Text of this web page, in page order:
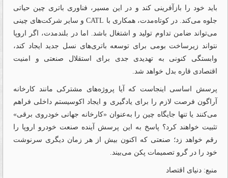
باید خود را بازآفرینی کند و در این مسیر، فناوری باتری چین حیاتی
جلوه می‌کند. در کوتاه‌مدت، همکاری با CATL و سایر شرکت‌های چینی
می‌تواند ضامن تداوم تولید و اشتغال باشد. اما در بلندمدت، اگر اروپا
نتواند زیرساخت بومی برای توسعه باتری‌های نسل جدید ایجاد کند،
وابستگی کنونی به تهدیدی جدی برای استقلال صنعتی و امنیت
اقتصادی قاره بدل خواهد شد.
پرسش اساسی اینجاست که آیا پروژه‌های مشترکی مانند کارخانه
آراگون فرصت لازم را برای یادگیری و ایجاد اکوسیستم داخلی فراهم
می‌کنند یا تنها جایگاه چین را به‌عنوان «کارخانه جهانی خودرو‌ی برقی»
تثبیت خواهند کرد؟ پاسخ به این پرسش آینده صنعت خودرو اروپا را
رقم خواهد زد؛ صنعتی که اکنون بیش از هر زمان دیگری سرنوشت
خود را در گرو تصمیمات پکن می‌بیند.
منبع: دنیای اقتصاد